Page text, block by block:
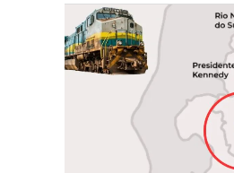
A partir desta
orla de
passará...